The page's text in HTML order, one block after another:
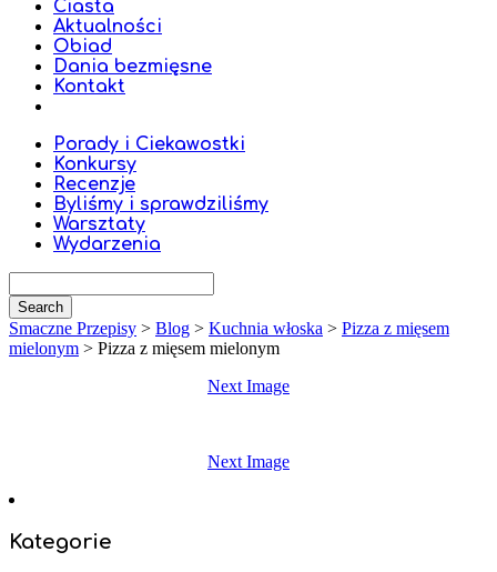
Ciasta
Aktualności
Obiad
Dania bezmięsne
Kontakt
Porady i Ciekawostki
Konkursy
Recenzje
Byliśmy i sprawdziliśmy
Warsztaty
Wydarzenia
Smaczne Przepisy > Blog > Kuchnia włoska > Pizza z mięsem
mielonym > Pizza z mięsem mielonym
Next Image
Next Image
Kategorie